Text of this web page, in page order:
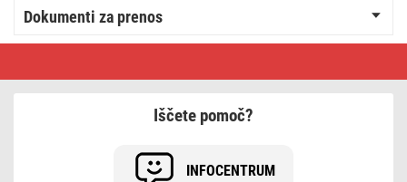
Dokumenti za prenos
Classic
Iščete pomoč?
INFOCENTRUM